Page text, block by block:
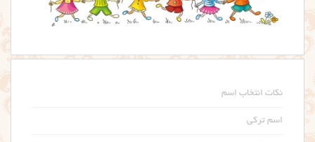
نکات انتخاب اسم
اسم ترکی